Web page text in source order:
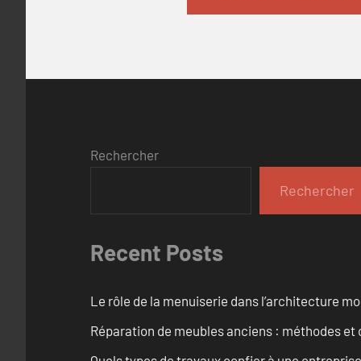
Rechercher
Rechercher
Recent Posts
Le rôle de la menuiserie dans l’architecture
Réparation de meubles anciens : méthodes et